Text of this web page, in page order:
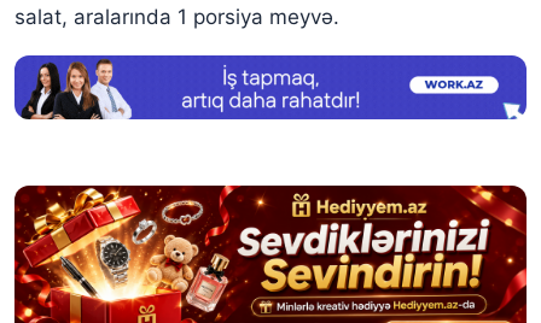
salat, aralarında 1 porsiya meyvə.